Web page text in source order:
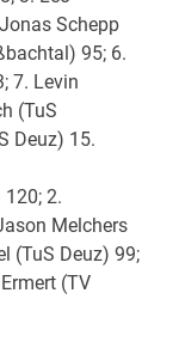
Schepp
95; 6.
7. Levin
(TuS
Deuz) 15.
2.
Melchers
(TuS Deuz) 99;
(TV